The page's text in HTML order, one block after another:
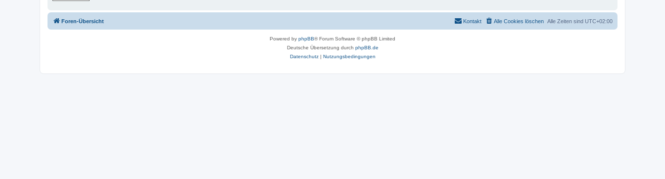
Foren-Übersicht Alle Zeiten sind UTC+02:00
Alle Cookies löschen
Kontakt
Powered by phpBB® Forum Software © phpBB Limited
Deutsche Übersetzung durch phpBB.de
Datenschutz| Nutzungsbedingungen